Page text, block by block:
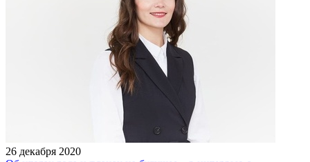
26 декабря 2020